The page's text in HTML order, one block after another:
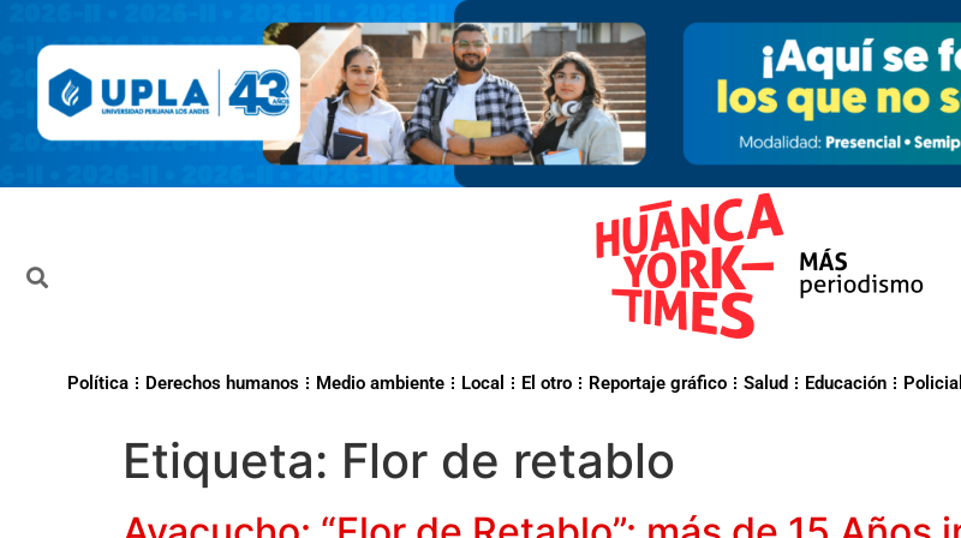
Política Derechos humanos Medio ambiente Local El otro Reportaje gráfico Salud Educación
Etiqueta: Flor de retablo